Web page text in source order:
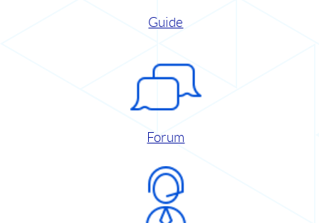
Guide
Forum